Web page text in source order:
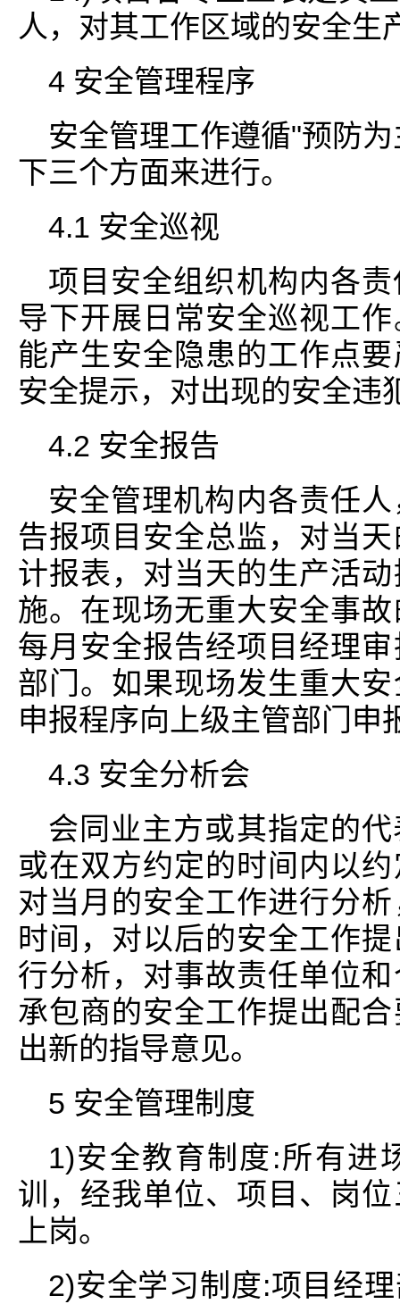
人，对其工作区域的安全生
4 安全管理程序
安全管理工作遵循"预防
下三个方面来进行。
4.1 安全巡视
项目安全组织机构内各
导下开展日常安全巡视工
能产生安全隐患的工作点
安全提示，对出现的安全违
4.2 安全报告
安全管理机构内各责任
告报项目安全总监，对当
计报表，对当天的生产活
施。在现场无重大安全事
每月安全报告经项目经理
部门。如果现场发生重大
申报程序向上级主管部门申
4.3 安全分析会
会同业主方或其指定的
或在双方约定的时间内以
对当月的安全工作进行分
时间，对以后的安全工作
行分析，对事故责任单位
承包商的安全工作提出配
出新的指导意见。
5 安全管理制度
1)安全教育制度:所有进
训，经我单位、项目、岗
上岗。
2)安全学习制度:项目经